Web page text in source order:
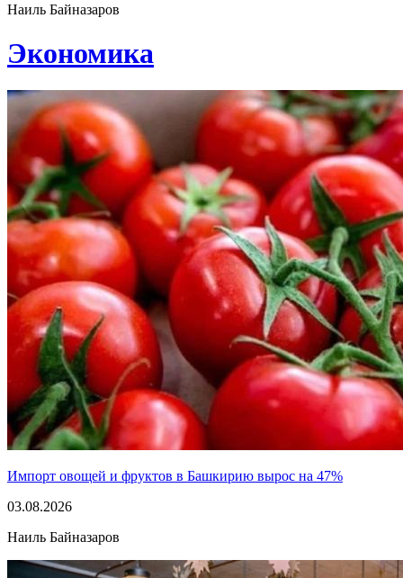
Наиль Байназаров
Экономика
Импорт овощей и фруктов в Башкирию вырос на 47%
03.08.2026
Наиль Байназаров